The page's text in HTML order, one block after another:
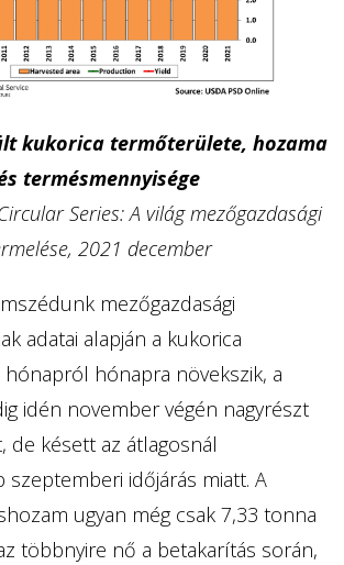
kukorica termőterülete, hozama
termésmennyisége
Series: A világ mezőgazdasági
2021 december
mezőgazdasági
adatai alapján a kukorica
hónapra növekszik, a
idén november végén nagyrészt
de késett az átlagosnál
szeptemberi időjárás miatt. A
ugyan még csak 7,33 tonna
többnyire nő a betakarítás során,